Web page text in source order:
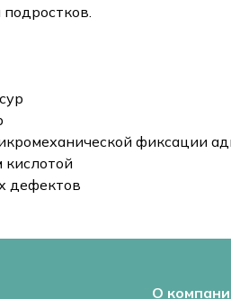
фиксации
дефектов
О